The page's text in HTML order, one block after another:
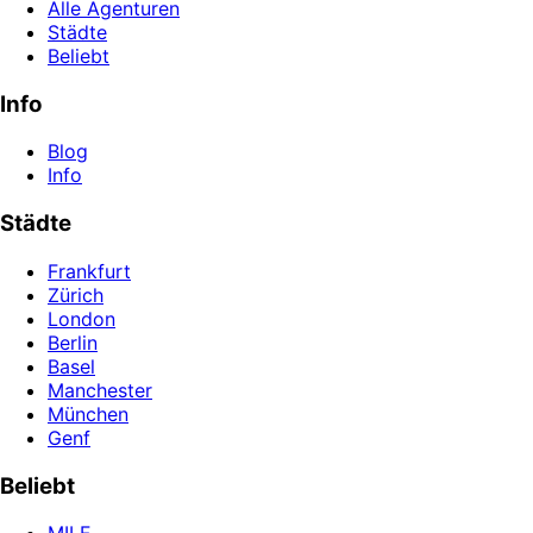
Alle Agenturen
Städte
Beliebt
Info
Blog
Info
Städte
Frankfurt
Zürich
London
Berlin
Basel
Manchester
München
Genf
Beliebt